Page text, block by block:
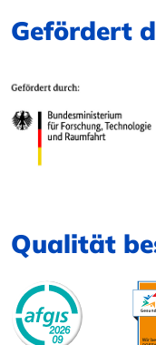
Gefördert
Qualität